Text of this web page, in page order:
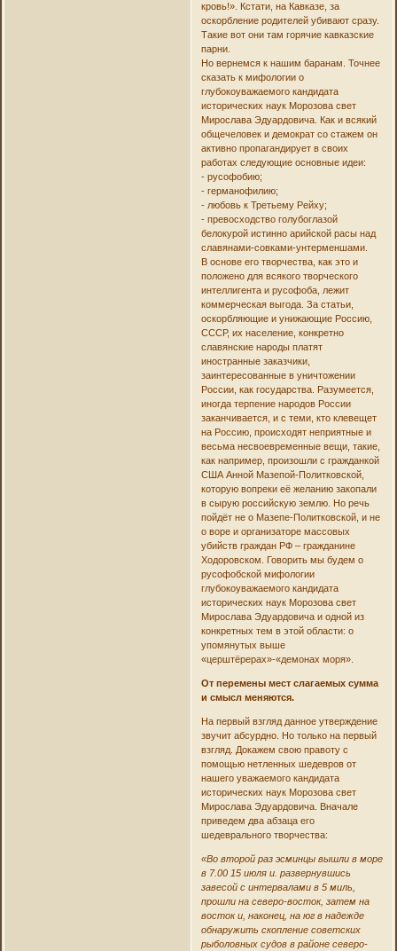
кровь!». Кстати, на Кавказе, за
оскорбление родителей убивают сразу.
Такие вот они там горячие кавказские
парни.
Но вернемся к нашим баранам. Точнее
сказать к мифологии о
глубокоуважаемого кандидата
исторических наук Морозова свет
Мирослава Эдуардовича. Как и всякий
общечеловек и демократ со стажем он
активно пропагандирует в своих
работах следующие основные идеи:
- русофобию;
- германофилию;
- любовь к Третьему Рейху;
- превосходство голубоглазой
белокурой истинно арийской расы над
славянами-совками-унтерменшами.
В основе его творчества, как это и
положено для всякого творческого
интеллигента и русофоба, лежит
коммерческая выгода. За статьи,
оскорбляющие и унижающие Россию,
СССР, их население, конкретно
славянские народы платят
иностранные заказчики,
заинтересованные в уничтожении
России, как государства. Разумеется,
иногда терпение народов России
заканчивается, и с теми, кто клевещет
на Россию, происходят неприятные и
весьма несвоевременные вещи, такие,
как например, произошли с гражданкой
США Анной Мазепой-Политковской,
которую вопреки её желанию закопали
в сырую российскую землю. Но речь
пойдёт не о Мазепе-Политковской, и не
о воре и организаторе массовых
убийств граждан РФ – гражданине
Ходоровском. Говорить мы будем о
русофобской мифологии
глубокоуважаемого кандидата
исторических наук Морозова свет
Мирослава Эдуардовича и одной из
конкретных тем в этой области: о
упомянутых выше
«церштёрерах»-«демонах моря».
От перемены мест слагаемых сумма
и смысл меняются.
На первый взгляд данное утверждение
звучит абсурдно. Но только на первый
взгляд. Докажем свою правоту с
помощью нетленных шедевров от
нашего уважаемого кандидата
исторических наук Морозова свет
Мирослава Эдуардовича. Вначале
приведем два абзаца его
шедеврального творчества:
«Во второй раз эсминцы вышли в море
в 7.00 15 июля и. развернувшись
завесой с интервалами в 5 миль,
прошли на северо-восток, затем на
восток и, наконец, на юг в надежде
обнаружить скопление советских
рыболовных судов в районе северо-